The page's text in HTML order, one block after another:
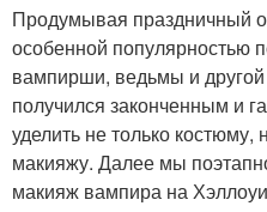
Продумывая праздничный
особенной популярностью
вампирши, ведьмы и
получился законченным и
уделить не только
макияжу. Далее мы
макияж вампира на